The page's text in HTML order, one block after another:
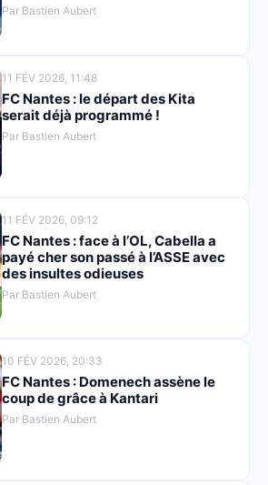
Par Bastien Aubert
11 FÉV 2026, 11:48
FC Nantes : le départ des Kita
serait déjà programmé !
Par Bastien Aubert
11 FÉV 2026, 09:12
FC Nantes : face à l’OL, Cabella a
payé cher son passé à l’ASSE avec
des insultes odieuses
Par Bastien Aubert
10 FÉV 2026, 20:33
FC Nantes : Domenech assène le
coup de grâce à Kantari
Par Bastien Aubert